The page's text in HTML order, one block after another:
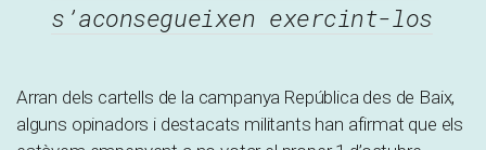
s’aconsegueixen exercint-los
Arran dels cartells de la campanya República des de Baix,
alguns opinadors i destacats militants han afirmat que els